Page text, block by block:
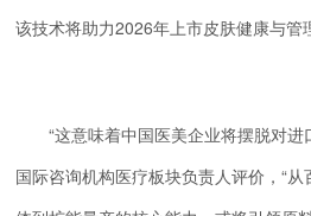
该技术将助力2026年上市皮肤健康与管
“这意味着中国医美企业将摆脱对
国际咨询机构医疗板块负责人评价，“